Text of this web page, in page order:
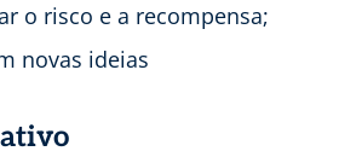
o risco e a recompensa;
novas ideias